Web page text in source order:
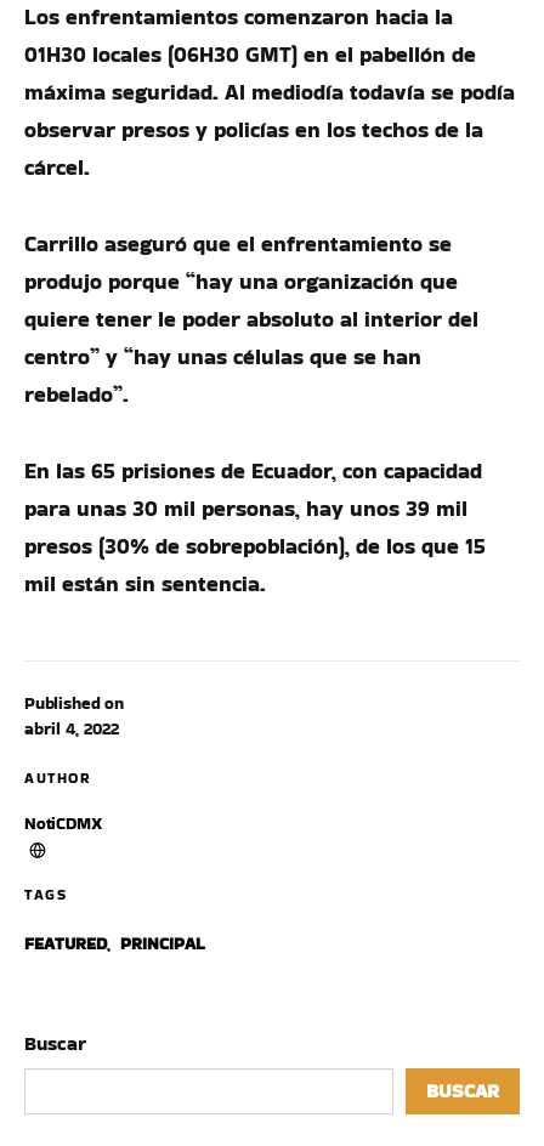
Published on
abril 4, 2022
AUTHOR
NotiCDMX
TAGS
FEATURED, PRINCIPAL
Los enfrentamientos comenzaron hacia la
01H30 locales (06H30 GMT) en el pabellón de
máxima seguridad. Al mediodía todavía se podía
observar presos y policías en los techos de la
cárcel.
Carrillo aseguró que el enfrentamiento se
produjo porque “hay una organización que
quiere tener le poder absoluto al interior del
centro” y “hay unas células que se han
rebelado”.
En las 65 prisiones de Ecuador, con capacidad
para unas 30 mil personas, hay unos 39 mil
presos (30% de sobrepoblación), de los que 15
mil están sin sentencia.
Buscar
BUSCAR